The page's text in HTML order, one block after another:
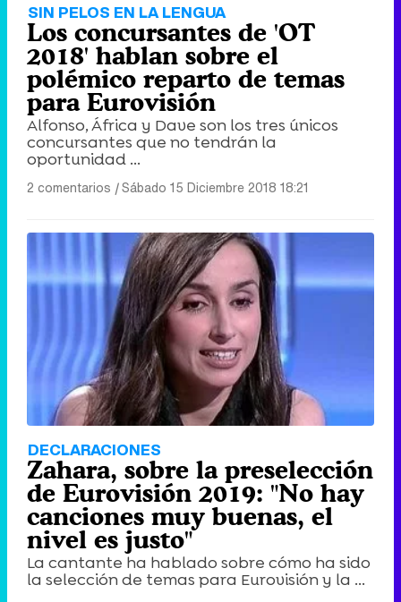
SIN PELOS EN LA LENGUA
Los concursantes de 'OT
2018' hablan sobre el
polémico reparto de temas
para Eurovisión
Alfonso, África y Dave son los tres únicos
concursantes que no tendrán la
oportunidad ...
2 comentarios |Sábado 15 Diciembre 2018 18:21
DECLARACIONES
Zahara, sobre la preselección
de Eurovisión 2019: "No hay
canciones muy buenas, el
nivel es justo"
La cantante ha hablado sobre cómo ha sido
la selección de temas para Eurovisión y la ...